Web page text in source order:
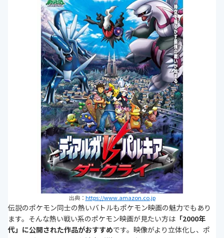
出典： https://www.amazon.co.jp
伝説のポケモン同士の熱いバトルもポケモン映画の魅力でもあり
ます。そんな熱い戦い系のポケモン映画が見たい方は 「2000年
代」に公開された作品がおすすめです。映像がより立体化し、ポ